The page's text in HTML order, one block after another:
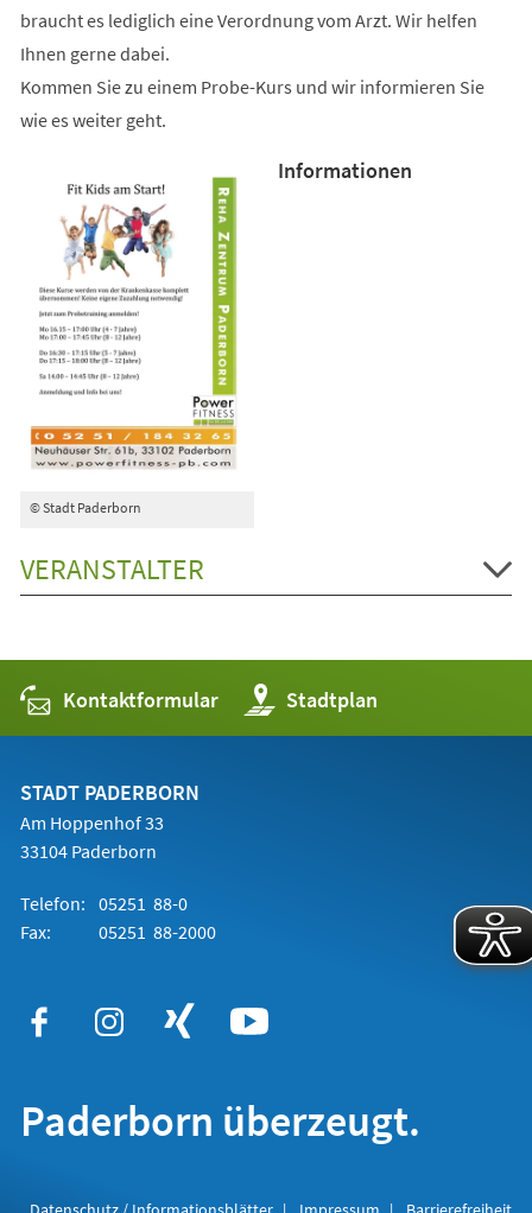
braucht es lediglich eine Verordnung vom Arzt. Wir helfen
Ihnen gerne dabei.
Kommen Sie zu einem Probe-Kurs und wir informieren Sie
wie es weiter geht.
© Stadt Paderborn
Informationen
VERANSTALTER
Kontaktformular Stadtplan
(Öffnet
in
einem
STADT PADERBORN
Am Hoppenhof 33
33104 Paderborn
Telefon: 05251 88-0
Fax:
05251 88-2000
Paderborn überzeugt.